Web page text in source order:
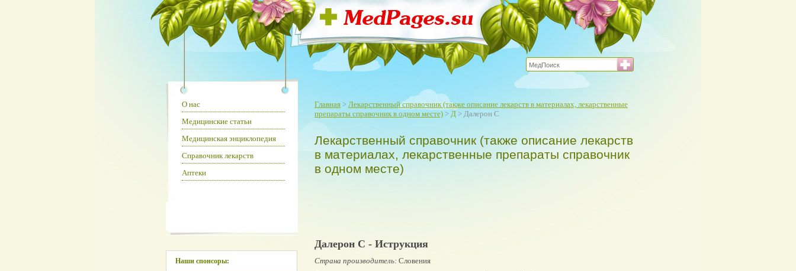
Главная > Лекарственный справочник (также описание лекарств в материалах, лекарственные
препараты справочник в одном месте) > Д > Далерон С
Лекарственный справочник (также описание лекарств
в материалах, лекарственные препараты справочник
в одном месте)
Далерон С - Иструкция
Страна производитель: Словения
О нас
Медицинские статьи
Медицинская энциклопедия
Справочник лекарств
Аптеки
Наши спонсоры: